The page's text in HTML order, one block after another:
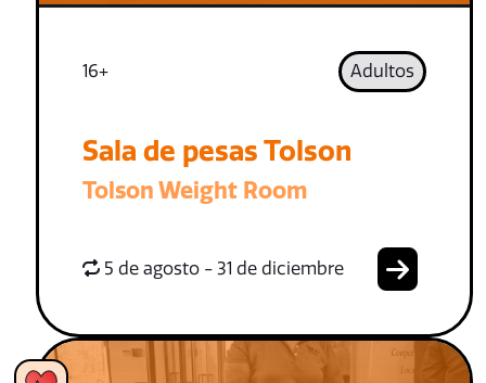
16+ Adultos
Sala de pesas Tolson
Tolson Weight Room
5 de agosto - 31 de diciembre